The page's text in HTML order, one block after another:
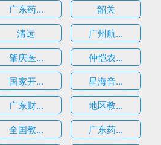
广东药...
韶关
清远
广州航...
肇庆医...
仲恺农...
国家开...
星海音...
广东财...
地区教...
全国教...
广东药...